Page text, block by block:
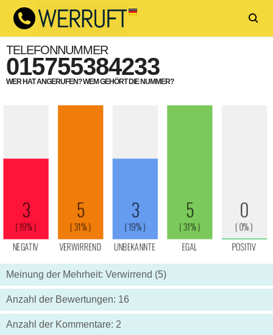
TELEFONNUMMER
015755384233
WER HAT ANGERUFEN? WEM GEHÖRT DIE NUMMER?
Meinung der Mehrheit: Verwirrend (5)
Anzahl der Bewertungen: 16
Anzahl der Kommentare: 2